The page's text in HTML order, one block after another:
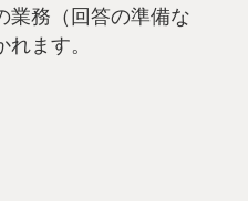
業務（回答の準備な
ます。